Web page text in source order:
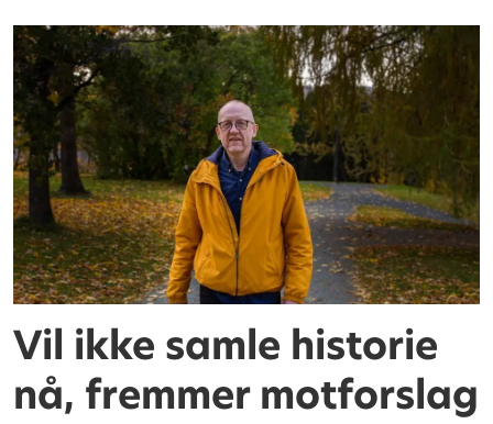
Vil ikke samle historie
nå, fremmer motforslag